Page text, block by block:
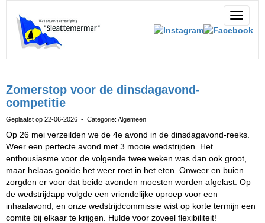
Toggle
Zomerstop voor de dinsdagavond-
competitie
Geplaatst op 22-06-2026 - Categorie: Algemeen
Op 26 mei verzeilden we de 4e avond in de dinsdagavond-reeks.
Weer een perfecte avond met 3 mooie wedstrijden. Het
enthousiasme voor de volgende twee weken was dan ook groot,
maar helaas gooide het weer roet in het eten. Onweer en buien
zorgden er voor dat beide avonden moesten worden afgelast. Op
de wedstrijdapp volgde een vriendelijke oproep voor een
inhaalavond, en onze wedstrijdcommissie wist op korte termijn een
comite bij elkaar te krijgen. Hulde voor zoveel flexibiliteit!